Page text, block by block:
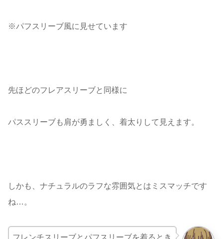
※パフスリーブ風に見せています
先ほどのフレアスリーブと同様に
パススリーブも肩が勇ましく、着太りして見えます。
しかも、ナチュラルのラフな雰囲気とはミスマッチです
ね…。
フレンチスリーブとパフスリーブを着るとき